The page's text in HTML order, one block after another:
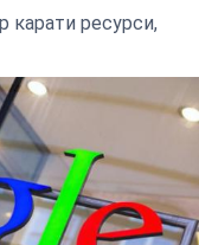
карати ресурси,